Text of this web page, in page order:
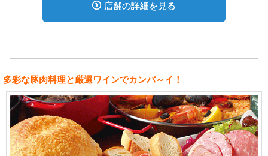
店舗の詳細を見る
多彩な豚肉料理と厳選ワインでカンパ～イ！